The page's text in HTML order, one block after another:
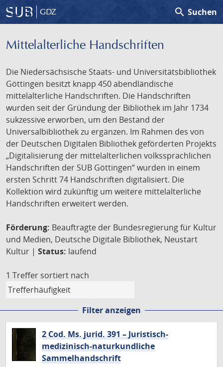
GDZ search Suchen
Mittelalterliche Handschriften
Die Niedersächsische Staats- und Universitätsbibliothek
Göttingen besitzt knapp 450 abendländische
mittelalterliche Handschriften. Die Handschriften
wurden seit der Gründung der Bibliothek im Jahr 1734
sukzessive erworben, um den Bestand der
Universalbibliothek zu ergänzen. Im Rahmen des von
der Deutschen Digitalen Bibliothek geförderten Projekts
„Digitalisierung der mittelalterlichen volkssprachlichen
Handschriften der SUB Göttingen“ wurden in einem
ersten Schritt 74 Handschriften digitalisiert. Die
Kollektion wird zukünftig um weitere mittelalterliche
Handschriften erweitert werden.
Förderung: Beauftragte der Bundesregierung für Kultur
und Medien, Deutsche Digitale Bibliothek, Neustart
Kultur | Status: laufend
1 Treffer sortiert nach
Filter anzeigen
2 Cod. Ms. jurid. 391 – Juristisch-
medizinisch-naturkundliche
Sammelhandschrift